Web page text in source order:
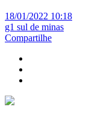
18/01/2022 10:18
g1 sul de minas
Compartilhe